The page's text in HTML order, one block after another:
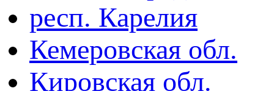
респ. Карелия
Кемеровская обл.
Кировская обл.